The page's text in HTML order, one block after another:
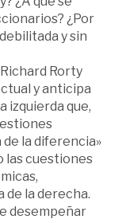
¿Por
y sin
Rorty
y anticipa
izquierda que,
la diferencia»
las cuestiones
de la derecha.
desempeñar